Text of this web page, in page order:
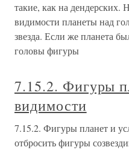
такие, как на дендерских.
видимости планеты над
звезда. Если же планета
головы фигуры
7.15.2. Фигуры
видимости
7.15.2. Фигуры планет и
отбросить фигуры